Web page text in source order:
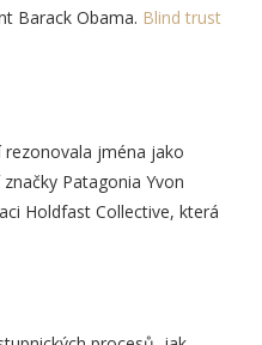
Barack Obama. Blind trust
jména jako
Patagonia Yvon
Holdfast Collective, která